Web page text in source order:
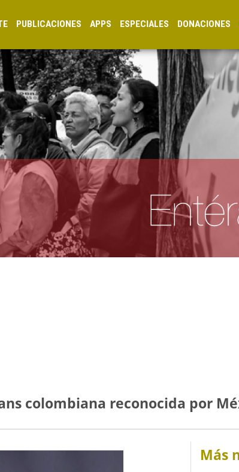
PUBLICACIONES APPS ESPECIALES DONACIONES
colombiana reconocida por
Más